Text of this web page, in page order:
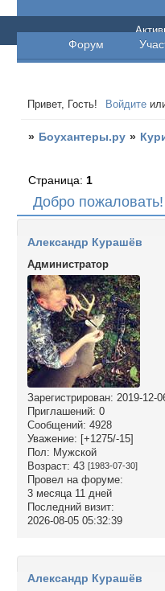
Форум
Привет, Гость! Войдите
» Боухантеры.ру »
Добро пожаловать!
Страница: 1
Александр Курашёв
Администратор
Зарегистрирован: 2019-12-
Приглашений: 0
Сообщений: 4928
Уважение: [+1275/-15]
Пол: Мужской
Возраст: 43 [1983-07-30]
Провел на форуме:
3 месяца 11 дней
Последний визит:
2026-08-05 05:32:39
Александр Курашёв